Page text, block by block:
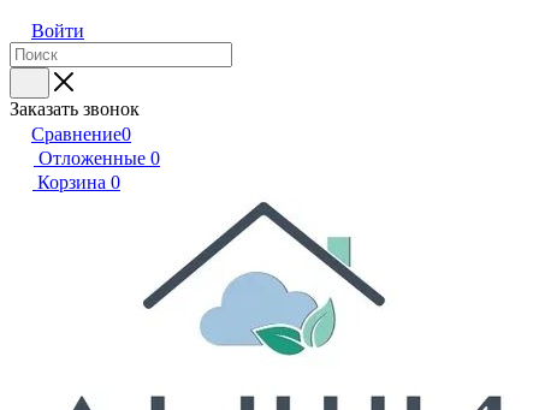
Войти
Заказать звонок
Сравнение0
Отложенные 0
Корзина 0